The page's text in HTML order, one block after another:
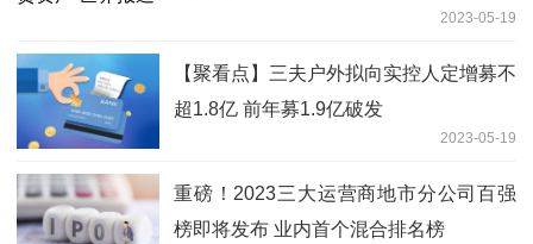
2023-05-19
【聚看点】三夫户外拟向实控人定增募不
超1.8亿 前年募1.9亿破发
2023-05-19
重磅！2023三大运营商地市分公司百强
榜即将发布 业内首个混合排名榜